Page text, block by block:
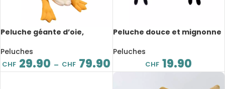
Peluche géante d’oie,
oreiller apaisant, de 50 à 160
cm
Peluches
CHF 29.90 – CHF 79.90
Peluche douce et mignonne
Peluches
CHF 19.90